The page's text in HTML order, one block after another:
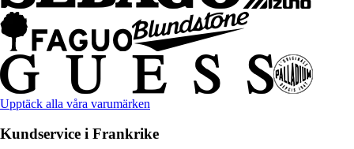
Upptäck alla våra varumärken
Kundservice i Frankrike